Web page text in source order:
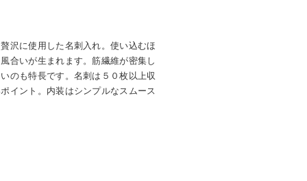
沢に使用した名刺入れ。使い込むほ
合いが生まれます。筋繊維が密集し
のも特長です。名刺は５０枚以上収
イント。内装はシンプルなスムース